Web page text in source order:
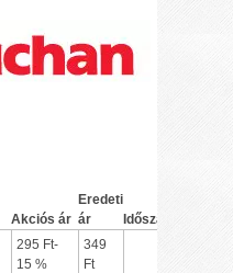
Akciós ár
Eredeti
ár
Időszak
295 Ft-
15 %
349
Ft